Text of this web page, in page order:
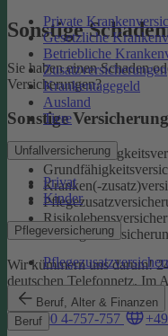
Private
Gesetzliche
Betriebliche
Zusatzversicherungen
Krankentagegeld
Ausland
Tiere
Unfallversicherung
Privat
Kinder
Pflegeversicherung
Beruf, Alter & Finanzen
Beruf
Sonstige
Sie haben einen Schaden
Versicherungen?
Sonstige
Kranken(-
Wir kümmern uns darum!
deutschen Telefonnetz. Im
Landesgebühren an:
0800 4-757-757